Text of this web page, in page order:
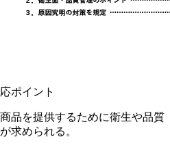
ポイント
品を提供するために衛生や品質
求められる。